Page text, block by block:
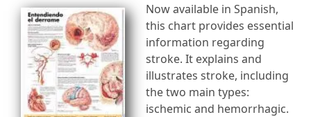
Now available in Spanish,
this chart provides essential
information regarding
stroke. It explains and
illustrates stroke, including
the two main types:
ischemic and hemorrhagic.